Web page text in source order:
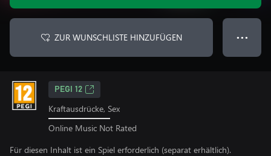
ZUR WUNSCHLISTE HINZUFÜGEN ● ● ●
PEGI 12
Kraftausdrücke, Sex
Online Music Not Rated
Für diesen Inhalt ist ein Spiel erforderlich (separat erhältlich).